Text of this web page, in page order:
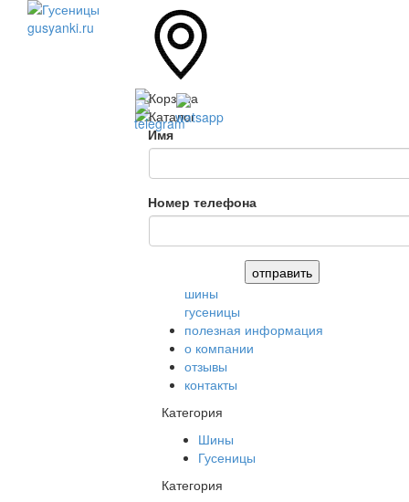
Имя
Номер телефона
шины
гусеницы
полезная информация
о компании
отзывы
контакты
Категория
Шины
Гусеницы
Категория